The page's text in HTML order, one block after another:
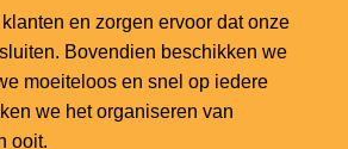
en zorgen ervoor dat onze
Bovendien beschikken we
moeiteloos en snel op iedere
we het organiseren van
ooit.